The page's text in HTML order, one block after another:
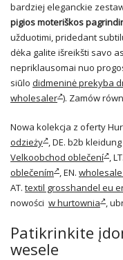
bardziej eleganckie
pigios moteriškos
užduotimi, pridedant
dėka galite išreikšti savo
nepriklausomai nuo
siūlo didmeninė prekyba
wholesaler ). Zamów
Nowa kolekcja z oferty
odzieży , DE. b2b kleidung
Velkoobchod oblečení , LT.
oblečením , EN.
AT. textil grosshandel eu
nowości w hurtownia ,
Patikrinkite
wesele